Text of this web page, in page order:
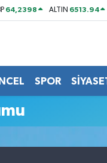
64,2398 ALTIN 6513.94
SPOR